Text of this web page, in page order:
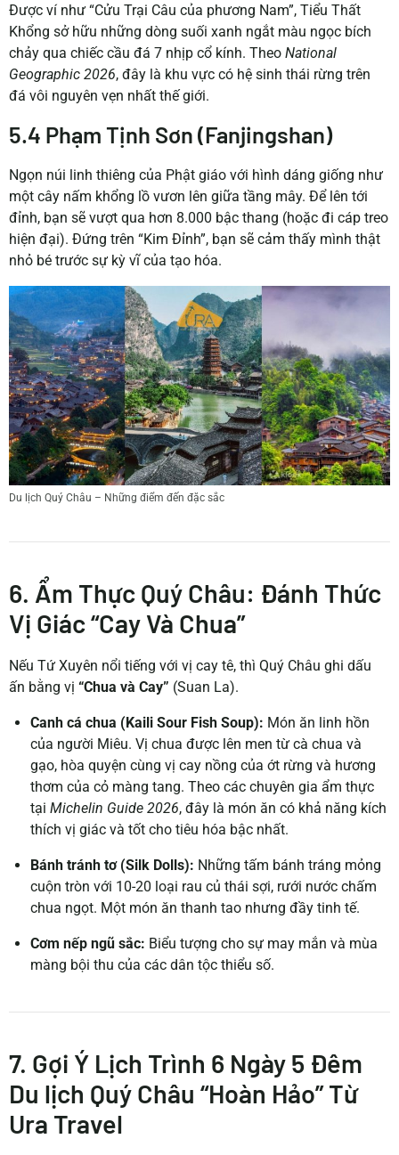
Được ví như “Cửu Trại Câu của phương Nam”, Tiểu Thất
Khổng sở hữu những dòng suối xanh ngắt màu ngọc bích
chảy qua chiếc cầu đá 7 nhịp cổ kính. TheoNational
Geographic 2026, đây là khu vực có hệ sinh thái rừng trên
đá vôi nguyên vẹn nhất thế giới.
5.4 Phạm Tịnh Sơn (Fanjingshan)
Ngọn núi linh thiêng của Phật giáo với hình dáng giống như
một cây nấm khổng lồ vươn lên giữa tầng mây. Để lên tới
đỉnh, bạn sẽ vượt qua hơn 8.000 bậc thang (hoặc đi cáp treo
hiện đại). Đứng trên “Kim Đỉnh”, bạn sẽ cảm thấy mình thật
nhỏ bé trước sự kỳ vĩ của tạo hóa.
Du lịch Quý Châu – Những điểm đến đặc sắc
6. Ẩm Thực Quý Châu: Đánh Thức
Vị Giác “Cay Và Chua”
Nếu Tứ Xuyên nổi tiếng với vị cay tê, thì Quý Châu ghi dấu
ấn bằng vị“Chua và Cay” (Suan La).
Canh cá chua (Kaili Sour Fish Soup): Món ăn linh hồn
của người Miêu. Vị chua được lên men từ cà chua và
gạo, hòa quyện cùng vị cay nồng của ớt rừng và hương
thơm của cỏ màng tang. Theo các chuyên gia ẩm thực
tạiMichelin Guide 2026, đây là món ăn có khả năng kích
thích vị giác và tốt cho tiêu hóa bậc nhất.
Bánh tránh tơ (Silk Dolls): Những tấm bánh tráng mỏng
cuộn tròn với 10-20 loại rau củ thái sợi, rưới nước chấm
chua ngọt. Một món ăn thanh tao nhưng đầy tinh tế.
Cơm nếp ngũ sắc: Biểu tượng cho sự may mắn và mùa
màng bội thu của các dân tộc thiểu số.
7. Gợi Ý Lịch Trình 6 Ngày 5 Đêm
Du lịch Quý Châu “Hoàn Hảo” Từ
Ura Travel